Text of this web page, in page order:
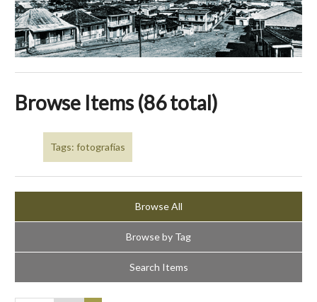
Browse Items (86 total)
Tags: fotografías
Browse All
Browse by Tag
Search Items